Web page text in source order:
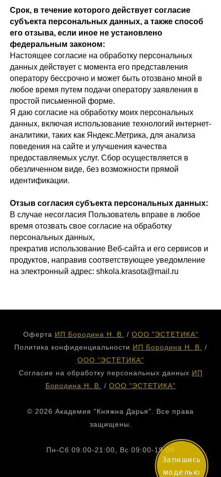
Срок, в течение которого действует согласие
субъекта персональных данных, а также способ
его отзыва, если иное не установлено
федеральным законом:
Настоящее согласие на обработку персональных
данных действует с момента его представления
оператору бессрочно и может быть отозвано мной в
любое время путем подачи оператору заявления в
простой письменной форме.
Я даю согласие на обработку моих персональных
данных, включая использование технологий интернет-
аналитики, таких как Яндекс.Метрика, для анализа
поведения на сайте и улучшения качества
предоставляемых услуг. Сбор осуществляется в
обезличенном виде, без возможности прямой
идентификации.
Отзыв согласия субъекта персональных данных:
В случае несогласия Пользователь вправе в любое
время отозвать свое согласие на обработку
персональных данных,
прекратив использование Веб-сайта и его сервисов и
продуктов, направив соответствующее уведомление
на электронный адрес: shkola.krasota@mail.ru
Оферта ИП Бородина Н. В. / ООО "ЭСТЕТИКА"
Политика конфиденциальности ИП Бородина Н. В.
/
ООО "ЭСТЕТИКА"
Согласие на обработку персональных данных ИП
Бородина Н. В.
/ ООО "ЭСТЕТИКА"
© 2026 Академия "Княжна Дарья". Все права
защищены.
Пн-Сб 09:00-21:00, Вс 09:00-19:00
Запишись
моделью